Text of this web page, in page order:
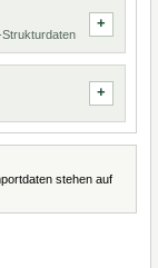
stehen auf